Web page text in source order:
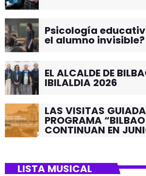
Psicología
el alumno invisible?
EL ALCALDE DE
IBILALDIA 2026
LAS VISITAS
PROGRAMA
CONTINUAN EN
LISTA MUSICAL